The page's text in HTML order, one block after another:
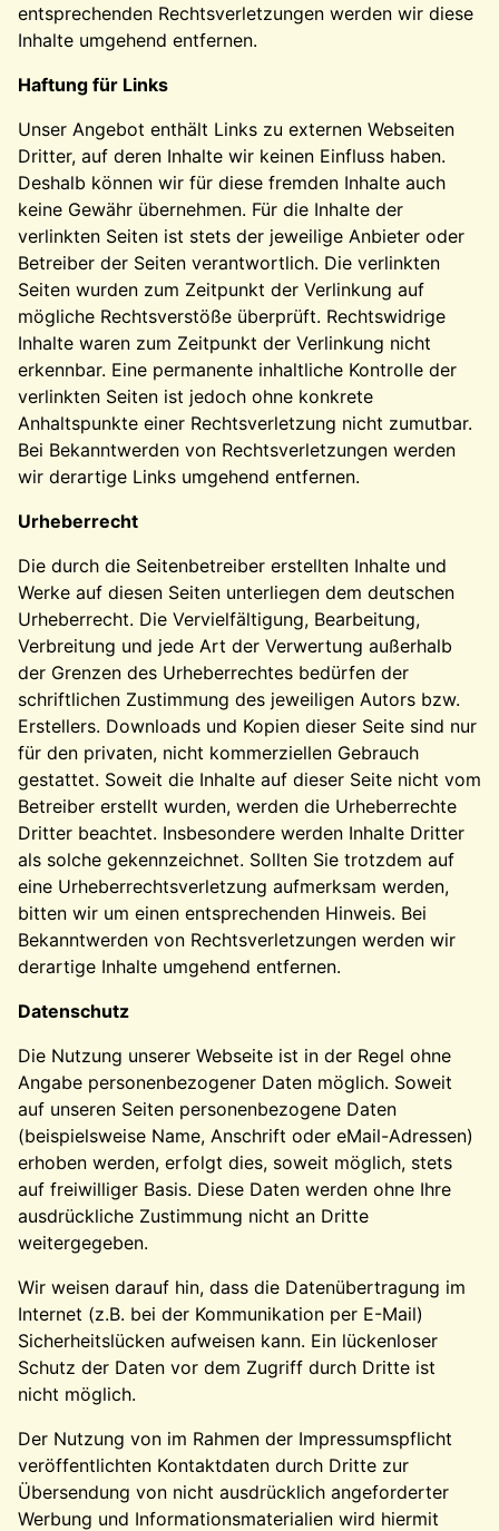
entsprechenden Rechtsverletzungen werden wir diese
Inhalte umgehend entfernen.
Haftung für Links
Unser Angebot enthält Links zu externen Webseiten
Dritter, auf deren Inhalte wir keinen Einfluss haben.
Deshalb können wir für diese fremden Inhalte auch
keine Gewähr übernehmen. Für die Inhalte der
verlinkten Seiten ist stets der jeweilige Anbieter oder
Betreiber der Seiten verantwortlich. Die verlinkten
Seiten wurden zum Zeitpunkt der Verlinkung auf
mögliche Rechtsverstöße überprüft. Rechtswidrige
Inhalte waren zum Zeitpunkt der Verlinkung nicht
erkennbar. Eine permanente inhaltliche Kontrolle der
verlinkten Seiten ist jedoch ohne konkrete
Anhaltspunkte einer Rechtsverletzung nicht zumutbar.
Bei Bekanntwerden von Rechtsverletzungen werden
wir derartige Links umgehend entfernen.
Urheberrecht
Die durch die Seitenbetreiber erstellten Inhalte und
Werke auf diesen Seiten unterliegen dem deutschen
Urheberrecht. Die Vervielfältigung, Bearbeitung,
Verbreitung und jede Art der Verwertung außerhalb
der Grenzen des Urheberrechtes bedürfen der
schriftlichen Zustimmung des jeweiligen Autors bzw.
Erstellers. Downloads und Kopien dieser Seite sind nur
für den privaten, nicht kommerziellen Gebrauch
gestattet. Soweit die Inhalte auf dieser Seite nicht vom
Betreiber erstellt wurden, werden die Urheberrechte
Dritter beachtet. Insbesondere werden Inhalte Dritter
als solche gekennzeichnet. Sollten Sie trotzdem auf
eine Urheberrechtsverletzung aufmerksam werden,
bitten wir um einen entsprechenden Hinweis. Bei
Bekanntwerden von Rechtsverletzungen werden wir
derartige Inhalte umgehend entfernen.
Datenschutz
Die Nutzung unserer Webseite ist in der Regel ohne
Angabe personenbezogener Daten möglich. Soweit
auf unseren Seiten personenbezogene Daten
(beispielsweise Name, Anschrift oder eMail-Adressen)
erhoben werden, erfolgt dies, soweit möglich, stets
auf freiwilliger Basis. Diese Daten werden ohne Ihre
ausdrückliche Zustimmung nicht an Dritte
weitergegeben.
Wir weisen darauf hin, dass die Datenübertragung im
Internet (z.B. bei der Kommunikation per E-Mail)
Sicherheitslücken aufweisen kann. Ein lückenloser
Schutz der Daten vor dem Zugriff durch Dritte ist
nicht möglich.
Der Nutzung von im Rahmen der Impressumspflicht
veröffentlichten Kontaktdaten durch Dritte zur
Übersendung von nicht ausdrücklich angeforderter
Werbung und Informationsmaterialien wird hiermit